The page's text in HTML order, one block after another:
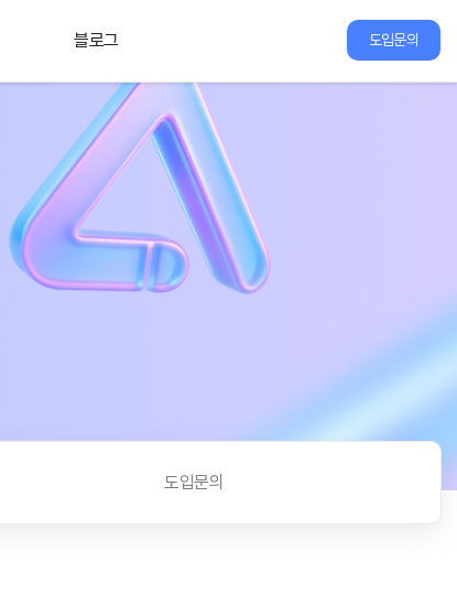
블로그 도입문의
도입문의